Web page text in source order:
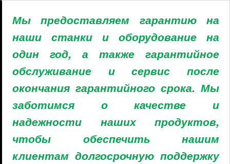
Мы предоставляем гарантию на
наши станки и оборудование на
один год, а также гарантийное
обслуживание и сервис после
окончания гарантийного срока. Мы
заботимся о качестве и
надежности наших продуктов,
чтобы обеспечить нашим
клиентам долгосрочную поддержку